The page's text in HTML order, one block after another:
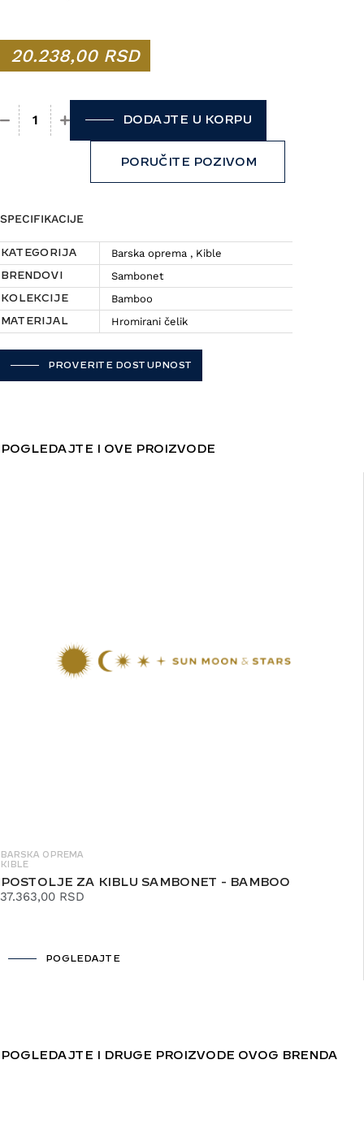
20.238,00 RSD
Kibla Sambonet - Bamboo količina
DODAJTE U KORPU
PORUČITE POZIVOM
SPECIFIKACIJE
KATEGORIJA Barska oprema , Kible
BRENDOVI Sambonet
KOLEKCIJE Bamboo
MATERIJAL Hromirani čelik
PROVERITE DOSTUPNOST
POGLEDAJTE I OVE PROIZVODE
BARSKA OPREMA
KIBLE
POSTOLJE ZA KIBLU SAMBONET - BAMBOO
37.363,00 RSD
POGLEDAJTE
POGLEDAJTE I DRUGE PROIZVODE OVOG BRENDA